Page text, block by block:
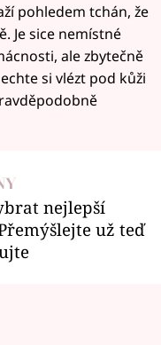
pohledem tchán, že
Je sice nemístné
ale zbytečně
si vlézt pod kůži
nejlepší
už teď